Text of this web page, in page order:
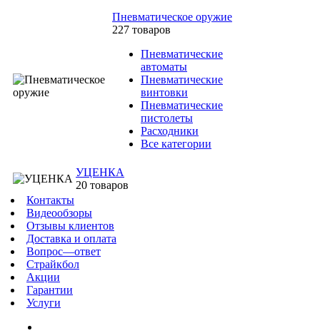
Пневматическое оружие
227 товаров
Пневматические
автоматы
Пневматические
винтовки
Пневматические
пистолеты
Расходники
Все категории
УЦЕНКА
20 товаров
Контакты
Видеообзоры
Отзывы клиентов
Доставка и оплата
Вопрос—ответ
Страйкбол
Акции
Гарантии
Услуги